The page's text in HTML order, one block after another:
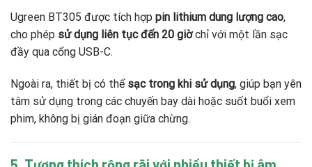
Ugreen BT305 được tích hợp pin lithium dung lượng cao,
cho phép sử dụng liên tục đến 20 giờchỉ với một lần sạc
đầy qua cổng USB-C.
Ngoài ra, thiết bị có thể sạc trong khi sử dụng, giúp bạn yên
tâm sử dụng trong các chuyến bay dài hoặc suốt buổi xem
phim, không bị gián đoạn giữa chừng.